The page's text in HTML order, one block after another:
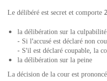
Le délibéré est secret et comporte
la délibération sur la
- Si l'accusé est déclaré non
- S'il est déclaré coupable, la
la délibération sur la peine
La décision de la cour est